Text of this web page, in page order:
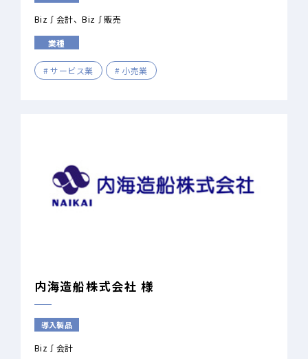
Biz∫会計 Biz∫販売
業種
サービス業 小売業
内海造船株式会社 様
導入製品
Biz∫会計